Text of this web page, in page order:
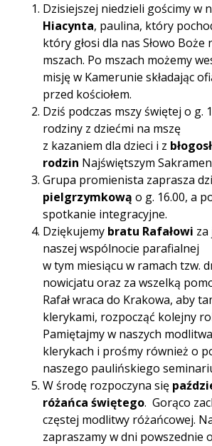
Dzisiejszej niedzieli gościmy w
Hiacynta, paulina, który
który głosi dla nas Słowo Boże
mszach. Po mszach możemy
misję w Kamerunie składając
przed kościołem.
Dziś podczas mszy świętej o g.
rodziny z dziećmi na mszę
z kazaniem dla dzieci i z
rodzin Najświętszym
Grupa promienista zaprasza
pielgrzymkową o g. 16.00, a
spotkanie integracyjne.
Dziękujemy bratu Rafałowi
naszej wspólnocie parafialnej
w tym miesiącu w ramach tzw.
nowicjatu oraz za wszelką
Rafał wraca do Krakowa, aby
klerykami, rozpocząć kolejny
Pamiętajmy w naszych
klerykach i prośmy również o
naszego paulińskiego
W środę rozpoczyna się
różańca świętego. Gorąco
częstej modlitwy różańcowej.
zapraszamy w dni powszednie